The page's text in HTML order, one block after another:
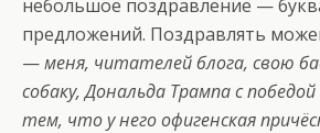
небольшое поздравление —
предложений. Поздравлять
—меня, читателей блога, свою
собаку, Дональда Трампа с
тем, что у него офигенская